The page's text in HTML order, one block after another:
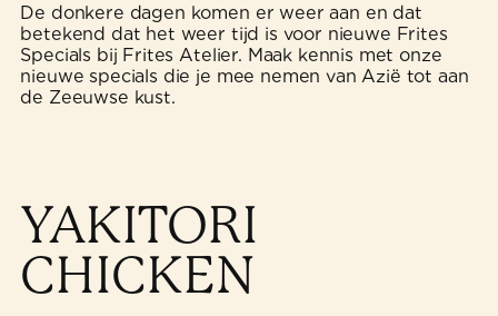
De donkere dagen komen er weer aan en dat
betekend dat het weer tijd is voor nieuwe Frites
Specials bij Frites Atelier. Maak kennis met onze
nieuwe specials die je mee nemen van Azië tot aan
de Zeeuwse kust.
YAKITORI
CHICKEN